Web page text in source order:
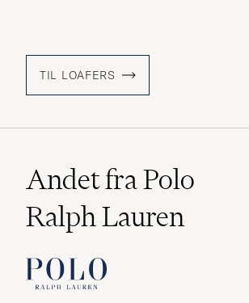
TIL LOAFERS
Andet fra Polo
Ralph Lauren